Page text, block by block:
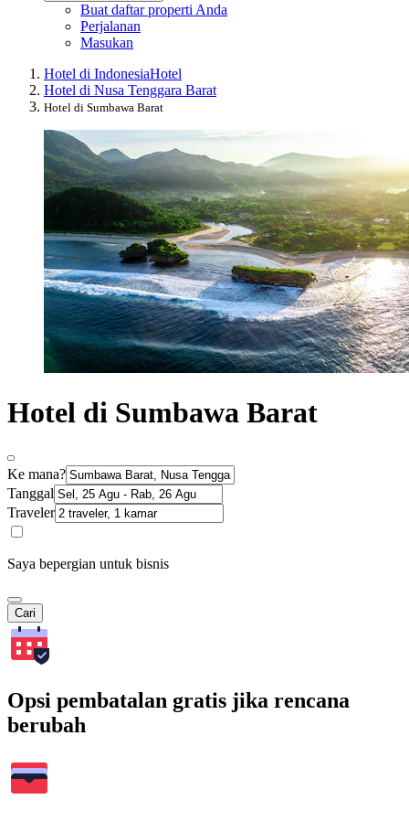
Buat daftar properti Anda
Perjalanan
Masukan
Hotel di IndonesiaHotel
Hotel di Nusa Tenggara Barat
Hotel di Sumbawa Barat
Hotel di Sumbawa Barat
Ke mana?
Tanggal
Traveler
Saya bepergian untuk bisnis
Cari
Opsi pembatalan gratis jika rencana
berubah